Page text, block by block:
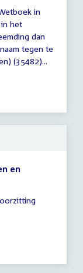
in
het
dan
tegen te
(35482)...
en